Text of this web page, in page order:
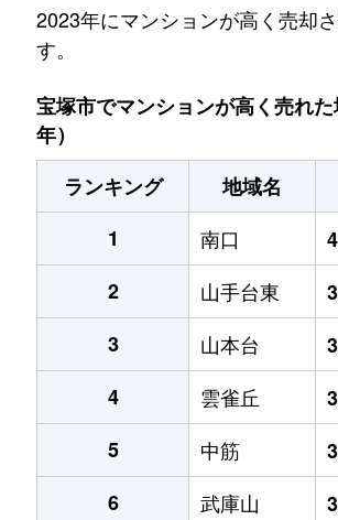
2023年にマンションが高く売却
す。
宝塚市でマンションが高く売れ
年）
ランキング
地域名
1
南口
2
山手台東
3
山本台
4
雲雀丘
5
中筋
6
武庫山